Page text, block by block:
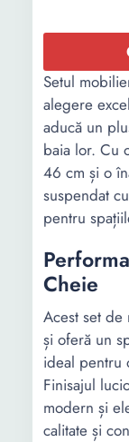
Setul
alegere
aducă un
baia lor. Cu
46 cm și o
suspendat
pentru
Cheie
Acest set
și oferă un
ideal pentru
Finisajul
modern și
calitate și